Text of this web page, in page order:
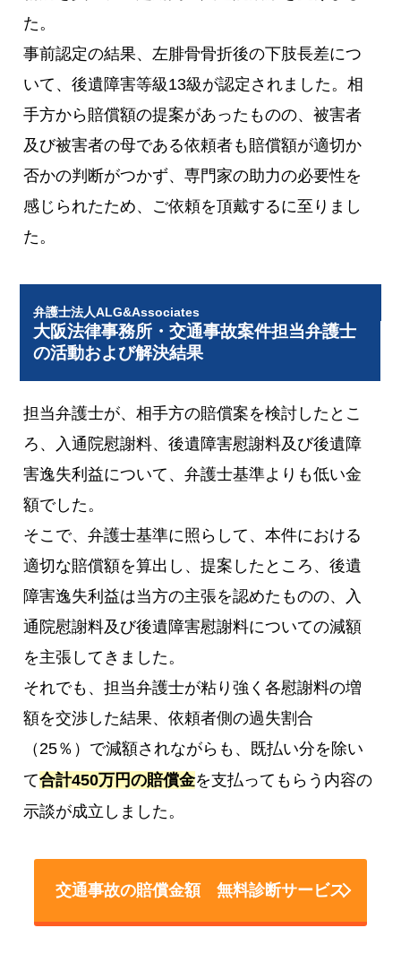
た。
事前認定の結果、左腓骨骨折後の下肢長差につ
いて、後遺障害等級13級が認定されました。相
手方から賠償額の提案があったものの、被害者
及び被害者の母である依頼者も賠償額が適切か
否かの判断がつかず、専門家の助力の必要性を
感じられたため、ご依頼を頂戴するに至りまし
た。
弁護士法人ALG&Associates
大阪法律事務所・交通事故案件担当弁護士
の活動および解決結果
担当弁護士が、相手方の賠償案を検討したとこ
ろ、入通院慰謝料、後遺障害慰謝料及び後遺障
害逸失利益について、弁護士基準よりも低い金
額でした。
そこで、弁護士基準に照らして、本件における
適切な賠償額を算出し、提案したところ、後遺
障害逸失利益は当方の主張を認めたものの、入
通院慰謝料及び後遺障害慰謝料についての減額
を主張してきました。
それでも、担当弁護士が粘り強く各慰謝料の増
額を交渉した結果、依頼者側の過失割合
（25％）で減額されながらも、既払い分を除い
て合計450万円の賠償金を支払ってもらう内容の
示談が成立しました。
交通事故の賠償金額 無料診断サービス